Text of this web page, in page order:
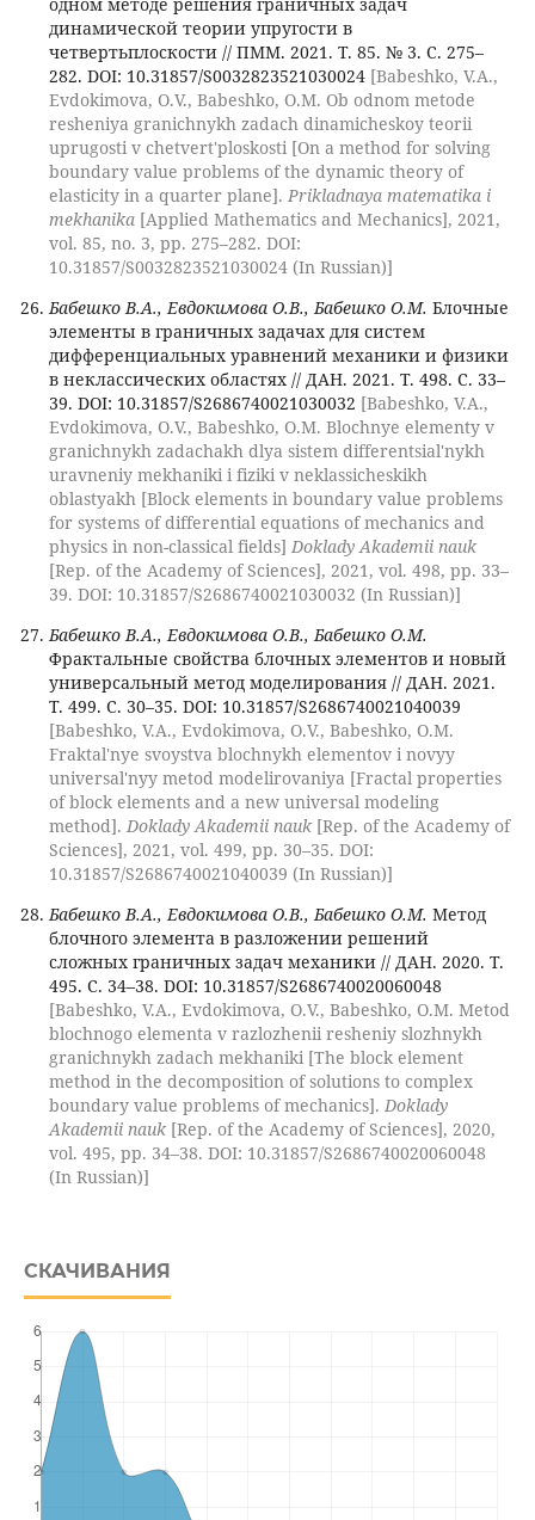
динамической теории упругости в
четвертьплоскости // ПММ. 2021. Т. 85. № 3. С. 275–
282. DOI: 10.31857/S0032823521030024 [Babeshko, V.A.,
Evdokimova, O.V., Babeshko, O.M. Ob odnom metode
resheniya granichnykh zadach dinamicheskoy teorii
uprugosti v chetvert'ploskosti [On a method for solving
boundary value problems of the dynamic theory of
elasticity in a quarter plane]. Prikladnaya matematika i
mekhanika[Applied Mathematics and Mechanics], 2021,
vol. 85, no. 3, pp. 275–282. DOI:
10.31857/S0032823521030024 (In Russian)]
Бабешко В.А., Евдокимова О.В., Бабешко О.М. Блочные
элементы в граничных задачах для систем
дифференциальных уравнений механики и физики
в неклассических областях // ДАН. 2021. Т. 498. С. 33–
39. DOI: 10.31857/S2686740021030032 [Babeshko, V.A.,
Evdokimova, O.V., Babeshko, O.M. Blochnye elementy v
granichnykh zadachakh dlya sistem differentsial'nykh
uravneniy mekhaniki i fiziki v neklassicheskikh
oblastyakh [Block elements in boundary value problems
for systems of differential equations of mechanics and
physics in non-classical fields] Doklady Akademii nauk
[Rep. of the Academy of Sciences], 2021, vol. 498, pp. 33–
39. DOI: 10.31857/S2686740021030032 (In Russian)]
Бабешко В.А., Евдокимова О.В., Бабешко О.М.
Фрактальные свойства блочных элементов и новый
универсальный метод моделирования // ДАН. 2021.
Т. 499. С. 30–35. DOI: 10.31857/S2686740021040039
[Babeshko, V.A., Evdokimova, O.V., Babeshko, O.M.
Fraktal'nye svoystva blochnykh elementov i novyy
universal'nyy metod modelirovaniya [Fractal properties
of block elements and a new universal modeling
method]. Doklady Akademii nauk[Rep. of the Academy of
Sciences], 2021, vol. 499, pp. 30–35. DOI:
10.31857/S2686740021040039 (In Russian)]
Бабешко В.А., Евдокимова О.В., Бабешко О.М. Метод
блочного элемента в разложении решений
сложных граничных задач механики // ДАН. 2020. Т.
495. С. 34–38. DOI: 10.31857/S2686740020060048
[Babeshko, V.A., Evdokimova, O.V., Babeshko, O.M. Metod
blochnogo elementa v razlozhenii resheniy slozhnykh
granichnykh zadach mekhaniki [The block element
method in the decomposition of solutions to complex
boundary value problems of mechanics]. Doklady
Akademii nauk[Rep. of the Academy of Sciences], 2020,
vol. 495, pp. 34–38. DOI: 10.31857/S2686740020060048
(In Russian)]
СКАЧИВАНИЯ